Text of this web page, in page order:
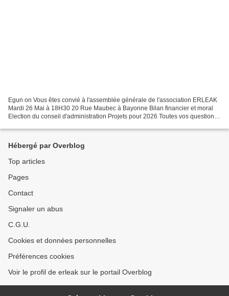
Egun on Vous êtes convié à l'assemblée générale de l'association ERLEAK
Mardi 26 Mai à 18H30 20 Rue Maubec à Bayonne Bilan financier et moral
Election du conseil d'administration Projets pour 2026 Toutes vos questions
Hébergé par Overblog
Top articles
Pages
Contact
Signaler un abus
C.G.U.
Cookies et données personnelles
Préférences cookies
Voir le profil de erleak sur le portail Overblog